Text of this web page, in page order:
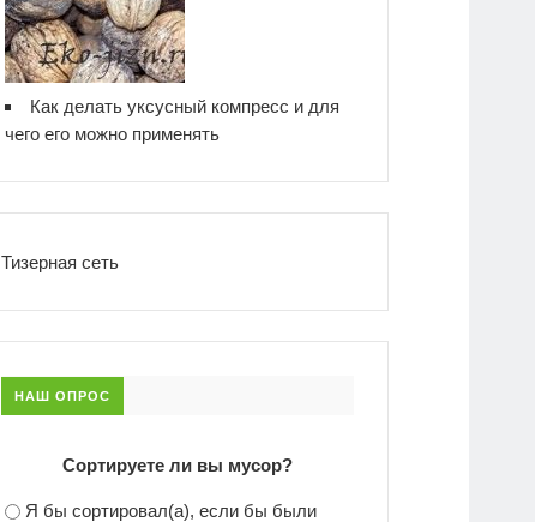
Как делать уксусный компресс и для
чего его можно применять
Тизерная сеть
НАШ ОПРОС
Сортируете ли вы мусор?
Я бы сортировал(а), если бы были